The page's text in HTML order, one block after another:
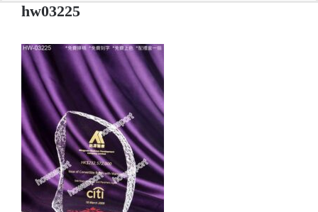
一天快取
實用系列
水晶獎座
金箔畫
結
hw03225